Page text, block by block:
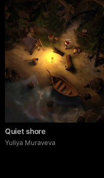
Quiet shore
Yuliya Muraveva